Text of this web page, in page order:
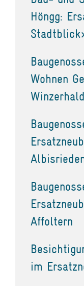
Höngg:
Wohnen
Affoltern
im